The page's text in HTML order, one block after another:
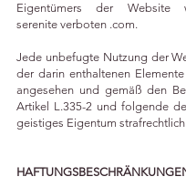
Eigentümers der Website
serenite verboten .com.
Jede unbefugte Nutzung der
der darin enthaltenen
angesehen und gemäß den
Artikel L.335-2 und folgende
geistiges Eigentum